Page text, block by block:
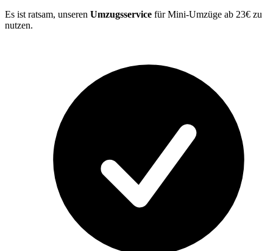
Es ist ratsam, unseren Umzugsservice für Mini-Umzüge ab 23€ zu
nutzen.